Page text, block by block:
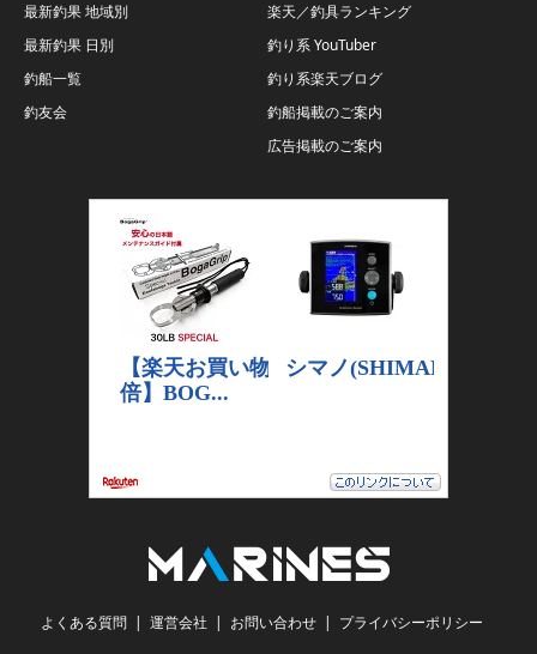
最新釣果 地域別
最新釣果 日別
釣船一覧
釣友会
楽天／釣具ランキング
釣り系 YouTuber
釣り系楽天ブログ
釣船掲載のご案内
広告掲載のご案内
よくある質問 運営会社 お問い合わせ プライバシーポリシー